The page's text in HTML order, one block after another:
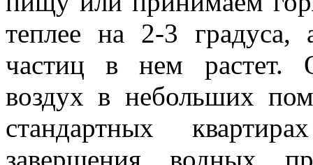
теплее на 2-3 градуса,
частиц в нем растет.
воздух в небольших
стандартных